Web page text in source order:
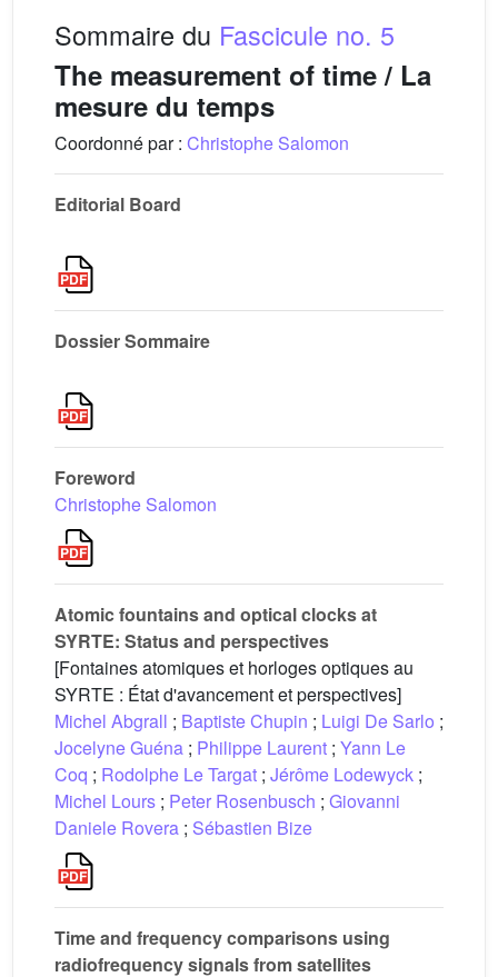
Sommaire du Fascicule no. 5
The measurement of time / La
mesure du temps
Coordonné par : Christophe Salomon
Editorial Board
Dossier Sommaire
Foreword
Christophe Salomon
Atomic fountains and optical clocks at
SYRTE: Status and perspectives
[Fontaines atomiques et horloges optiques au
SYRTE : État d'avancement et perspectives]
Michel Abgrall ; Baptiste Chupin ; Luigi De Sarlo ;
Jocelyne Guéna ; Philippe Laurent ; Yann Le
Coq ; Rodolphe Le Targat ; Jérôme Lodewyck ;
Michel Lours ; Peter Rosenbusch ; Giovanni
Daniele Rovera ; Sébastien Bize
Time and frequency comparisons using
radiofrequency signals from satellites